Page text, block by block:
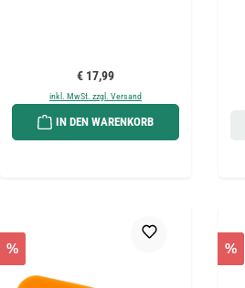
Regulärer Preis:
€ 17,99
inkl. MwSt. zzgl. Versand
IN DEN WARENKORB
% %